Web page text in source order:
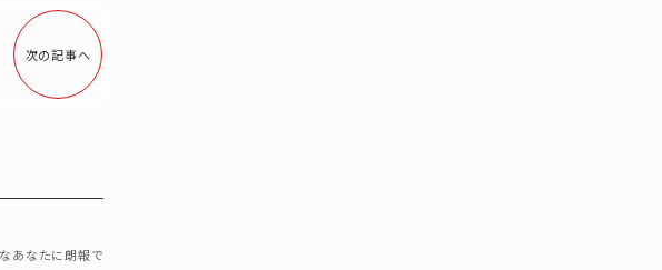
次の記事へ
あなたに朗報で